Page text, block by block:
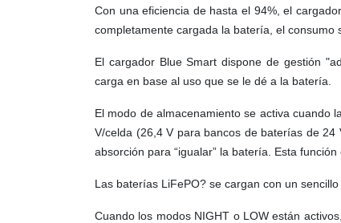
Con una eficiencia de hasta el 94%, el
completamente cargada la batería, el consumo
El cargador Blue Smart dispone de gestión
carga en base al uso que se le dé a la batería.
El modo de almacenamiento se activa cuando
V/celda (26,4 V para bancos de baterías de
absorción para “igualar” la batería. Esta
Las baterías LiFePO? se cargan con un
Cuando los modos NIGHT o LOW están